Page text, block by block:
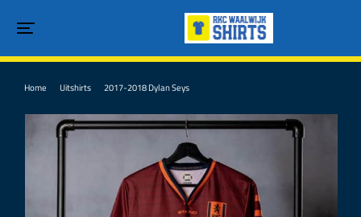
Je bent hier:
Home Uitshirts 2017-2018 Dylan Seys